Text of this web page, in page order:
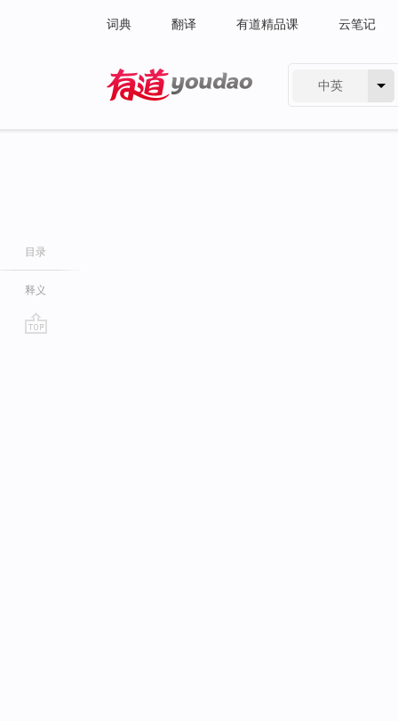
词典 翻译 有道精品课 云笔记
中英
目录
释义